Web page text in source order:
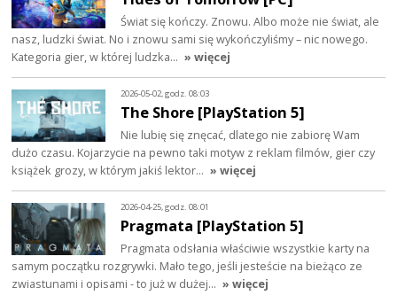
Świat się kończy. Znowu. Albo może nie świat, ale
nasz, ludzki świat. No i znowu sami się wykończyliśmy – nic nowego.
Kategoria gier, w której ludzka… » więcej
2026-05-02, godz. 08:03
The Shore [PlayStation 5]
Nie lubię się znęcać, dlatego nie zabiorę Wam
dużo czasu. Kojarzycie na pewno taki motyw z reklam filmów, gier czy
książek grozy, w którym jakiś lektor… » więcej
2026-04-25, godz. 08:01
Pragmata [PlayStation 5]
Pragmata odsłania właściwie wszystkie karty na
samym początku rozgrywki. Mało tego, jeśli jesteście na bieżąco ze
zwiastunami i opisami - to już w dużej… » więcej